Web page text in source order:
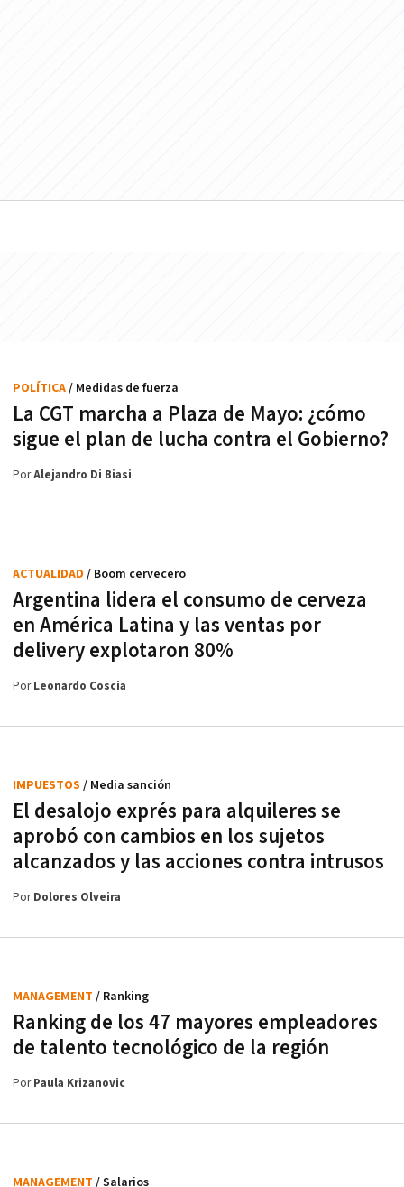
La CGT marcha a Plaza de Mayo: ¿cómo
sigue el plan de lucha contra el Gobierno?
POLÍTICA/ Medidas de fuerza
PorAlejandro Di Biasi
Argentina lidera el consumo de cerveza
en América Latina y las ventas por
delivery explotaron 80%
ACTUALIDAD / Boom cervecero
PorLeonardo Coscia
El desalojo exprés para alquileres se
aprobó con cambios en los sujetos
alcanzados y las acciones contra intrusos
IMPUESTOS / Media sanción
PorDolores Olveira
Ranking de los 47 mayores empleadores
de talento tecnológico de la región
MANAGEMENT / Ranking
PorPaula Krizanovic
MANAGEMENT / Salarios